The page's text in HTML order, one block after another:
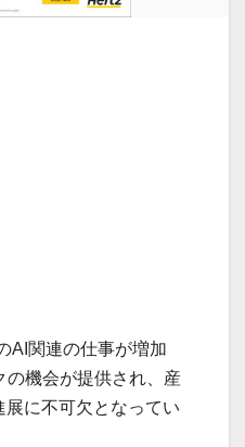
AI関連の仕事が増加
の機会が提供され、産
に不可欠となってい